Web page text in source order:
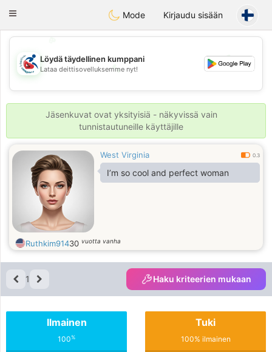
Handi Space
Toggle
Mode Kirjaudu sisään
💖
💕
💖
💕
Löydä täydellinen kumppani
Lataa deittisovelluksemme nyt!
Jäsenkuvat ovat yksityisiä - näkyvissä vain
tunnistautuneille käyttäjille
West Virginia 0.3
I’m so cool and perfect woman
Ruthkim91430 vuotta vanha
1 Haku kriteerien mukaan
Ilmainen
100%
Tuki
100% ilmainen